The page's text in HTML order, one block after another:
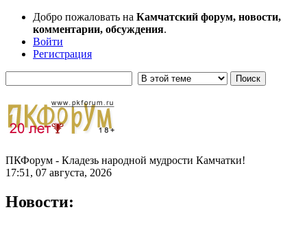
Добро пожаловать на Камчатский форум, новости,
комментарии, обсуждения.
Войти
Регистрация
ПКФорум - Кладезь народной мудрости Камчатки!
17:51, 07 августа, 2026
Новости: